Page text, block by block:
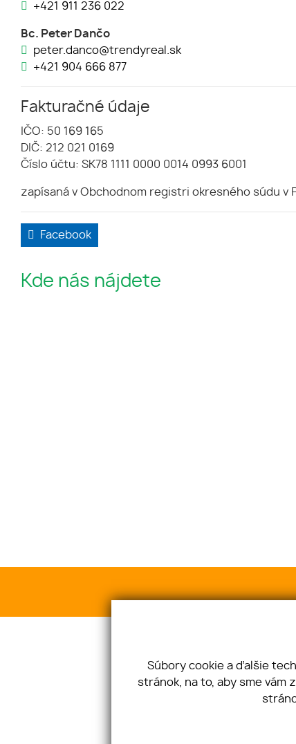
+421 911 236 022
Bc. Peter Dančo
peter.danco@trendyreal.sk
+421 904 666 877
Fakturačné údaje
IČO: 50 169 165
DIČ: 212 021 0169
Číslo účtu: SK78 1111 0000 0014 0993 6001
zapísaná v Obchodnom registri okresného súdu v
Facebook
Kde nás nájdete
Súbory cookie a ďalšie
stránok, na to, aby sme vám